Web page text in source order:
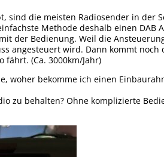
sind die meisten Radiosender in der
Methode deshalb einen DAB
der Bedienung. Weil die
angesteuert wird. Dann kommt
(Ca. 3000km/Jahr)
woher bekomme ich einen
zu behalten? Ohne komplizierte